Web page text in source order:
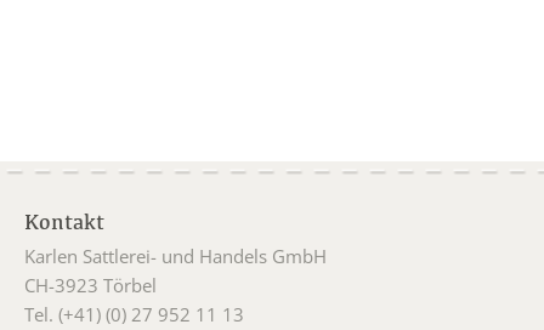
Kontakt
Karlen Sattlerei- und Handels GmbH
CH-3923 Törbel
Tel. (+41) (0) 27 952 11 13